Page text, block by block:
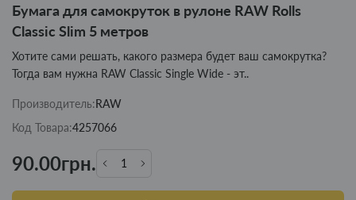
Бумага для самокруток в рулоне RAW Rolls
Classic Slim 5 метров
Хотите сами решать, какого размера будет ваш самокрутка?
Тогда вам нужна RAW Classic Single Wide - эт..
Производитель:RAW
Код Товара:4257066
90.00грн.